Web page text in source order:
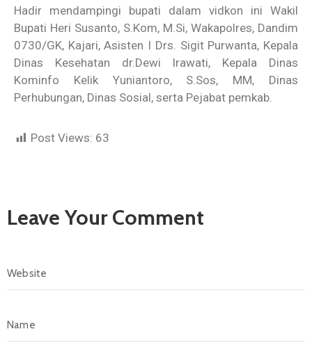
Hadir mendampingi bupati dalam vidkon ini Wakil
Bupati Heri Susanto, S.Kom, M.Si, Wakapolres, Dandim
0730/GK, Kajari, Asisten I Drs. Sigit Purwanta, Kepala
Dinas Kesehatan dr.Dewi Irawati, Kepala Dinas
Kominfo Kelik Yuniantoro, S.Sos, MM, Dinas
Perhubungan, Dinas Sosial, serta Pejabat pemkab.
Post Views: 63
Leave Your Comment